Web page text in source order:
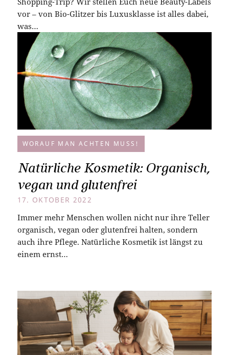
vor – von Bio-Glitzer bis Luxusklasse ist alles dabei,
was…
WORAUF MAN ACHTEN MUSS!
Natürliche Kosmetik: Organisch,
vegan und glutenfrei
17. OKTOBER 2022
Immer mehr Menschen wollen nicht nur ihre Teller
organisch, vegan oder glutenfrei halten, sondern
auch ihre Pflege. Natürliche Kosmetik ist längst zu
einem ernst…